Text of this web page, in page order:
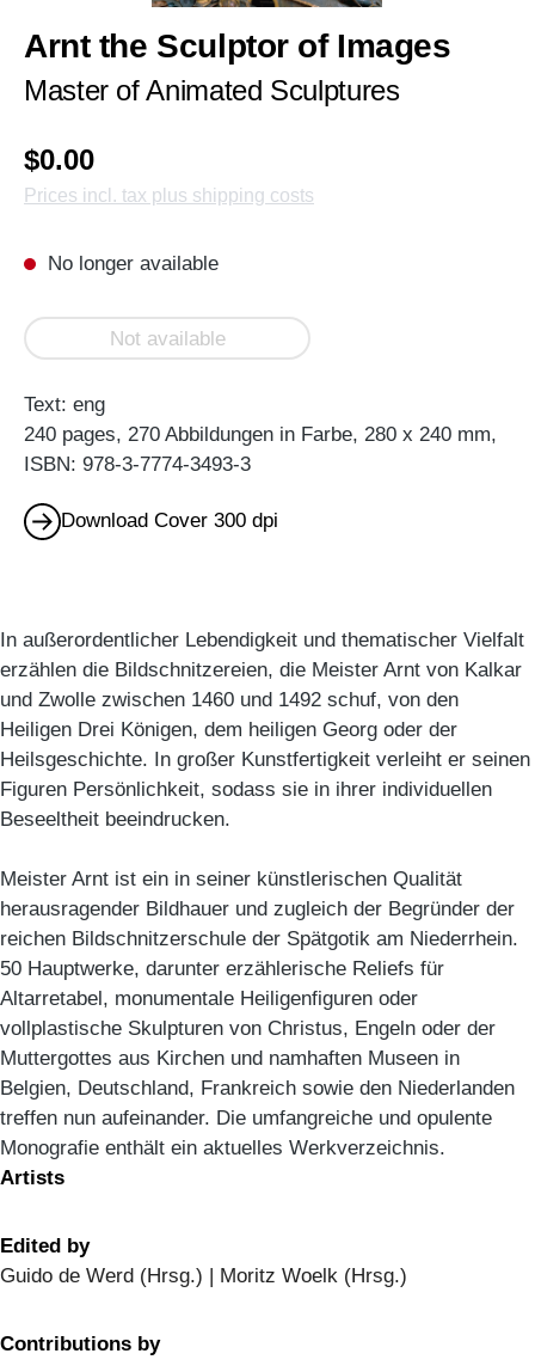
Arnt the Sculptor of Images
Master of Animated Sculptures
$0.00
Prices incl. tax plus shipping costs
No longer available
Not available
Text: eng
240 pages, 270 Abbildungen in Farbe, 280 x 240 mm,
ISBN: 978-3-7774-3493-3
Download Cover 300 dpi
In außerordentlicher Lebendigkeit und thematischer Vielfalt
erzählen die Bildschnitzereien, die Meister Arnt von Kalkar
und Zwolle zwischen 1460 und 1492 schuf, von den
Heiligen Drei Königen, dem heiligen Georg oder der
Heilsgeschichte. In großer Kunstfertigkeit verleiht er seinen
Figuren Persönlichkeit, sodass sie in ihrer individuellen
Beseeltheit beeindrucken.
Meister Arnt ist ein in seiner künstlerischen Qualität
herausragender Bildhauer und zugleich der Begründer der
reichen Bildschnitzerschule der Spätgotik am Niederrhein.
50 Hauptwerke, darunter erzählerische Reliefs für
Altarretabel, monumentale Heiligenfiguren oder
vollplastische Skulpturen von Christus, Engeln oder der
Muttergottes aus Kirchen und namhaften Museen in
Belgien, Deutschland, Frankreich sowie den Niederlanden
treffen nun aufeinander. Die umfangreiche und opulente
Monografie enthält ein aktuelles Werkverzeichnis.
Artists
Edited by
Guido de Werd (Hrsg.) | Moritz Woelk (Hrsg.)
Contributions by